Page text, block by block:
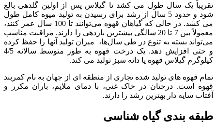
تقریباً یک سال طول می کشد تا گیلاس پس از اولین گلدهی بالغ
شود و حدود 5 سال از رشد برای رسیدن به تولید میوه کامل طول
می کشد. در حالی که گیاهان قهوه می‌توانند تا 100 سال عمر کنند،
معمولاً بین 7 تا 20 سالگی بیشترین بازدهی را دارند. مراقبت مناسب
می‌تواند بسته به تنوع در طی سال‌ها، میزان تولید آنها را حفظ کرده
و حتی افزایش دهد. یک درخت قهوه به طور متوسط ​​سالانه 4/5
کیلوگرم گیلاس قهوه یا دانه سبز تولید می کند.
تمام قهوه های تولید شده تجاری از منطقه ای از جهان به نام کمربند
قهوه است. درختان در خاک غنی، با دمای ملایم، باران مکرر و
آفتاب سایه دار بهترین رشد را دارند.
طبقه بندی گیاه شناسی